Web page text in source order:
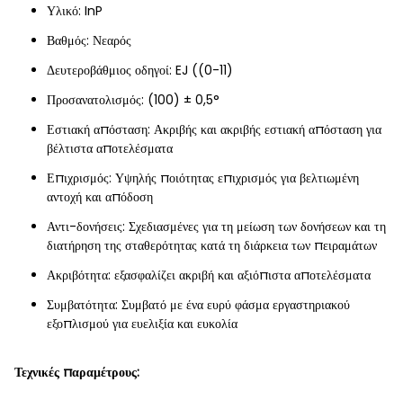
Υλικό: InP
Βαθμός: Νεαρός
Δευτεροβάθμιος οδηγοί: EJ ((0-11)
Προσανατολισμός: (100) ± 0,5°
Εστιακή απόσταση: Ακριβής και ακριβής εστιακή απόσταση για
βέλτιστα αποτελέσματα
Επιχρισμός: Υψηλής ποιότητας επιχρισμός για βελτιωμένη
αντοχή και απόδοση
Αντι-δονήσεις: Σχεδιασμένες για τη μείωση των δονήσεων και τη
διατήρηση της σταθερότητας κατά τη διάρκεια των πειραμάτων
Ακριβότητα: εξασφαλίζει ακριβή και αξιόπιστα αποτελέσματα
Συμβατότητα: Συμβατό με ένα ευρύ φάσμα εργαστηριακού
εξοπλισμού για ευελιξία και ευκολία
Τεχνικές παραμέτρους: